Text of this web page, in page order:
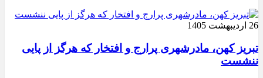
26 اردیبهشت 1405
تبریز کهن، مادرشهری پرارج و افتخار که هرگز از پایی
ننشست